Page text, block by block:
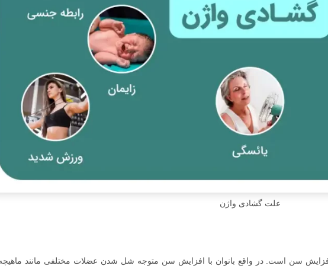
علت گشادی واژن
سن است. در واقع بانوان با افزایش سن متوجه شل شدن عضلات مختلفی مانند